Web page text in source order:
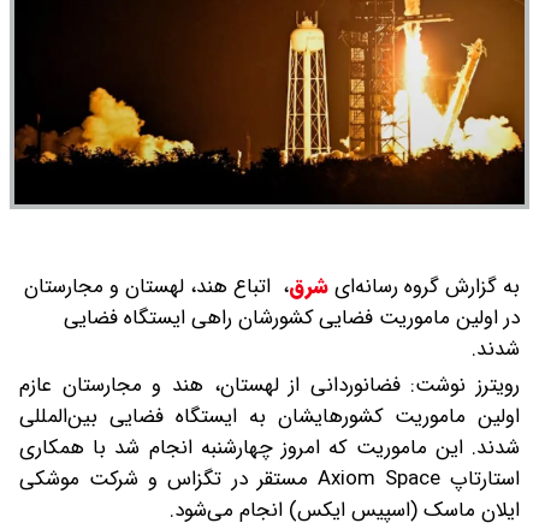
چند ؟ + جدول
به گزارش گروه رسانه‌ایشرق، اتباع هند، لهستان و مجارستان
در اولین ماموریت فضایی کشورشان راهی ایستگاه فضایی
شدند.
رویترز نوشت: فضانوردانی از لهستان، هند و مجارستان عازم
اولین ماموریت کشورهایشان به ایستگاه فضایی بین‌المللی
شدند. این ماموریت که امروز چهارشنبه انجام شد با همکاری
استارتاپ Axiom Space مستقر در تگزاس و شرکت موشکی
ایلان ماسک (اسپیس ایکس) انجام می‌شود.